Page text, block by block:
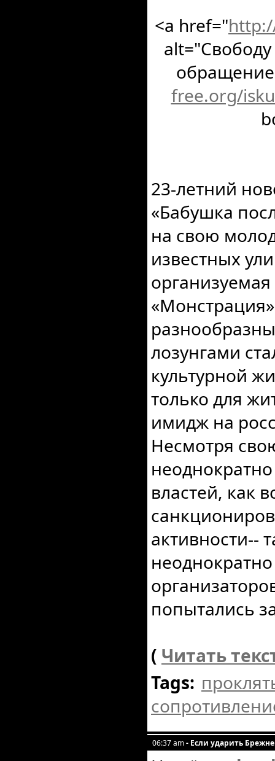
<a href="
free.org/
23-летний
«Бабушка
на свою
известных
лозунгами
культурной
только для
имидж на
Несмотря
властей, как
активности--
попытались
( Читать
Tags:
06:37 am- Если ударить